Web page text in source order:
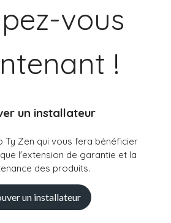
vous
!
un installateur
Ty Zen qui vous fera bénéficier
l'extension de garantie et la
des produits.
un installateur